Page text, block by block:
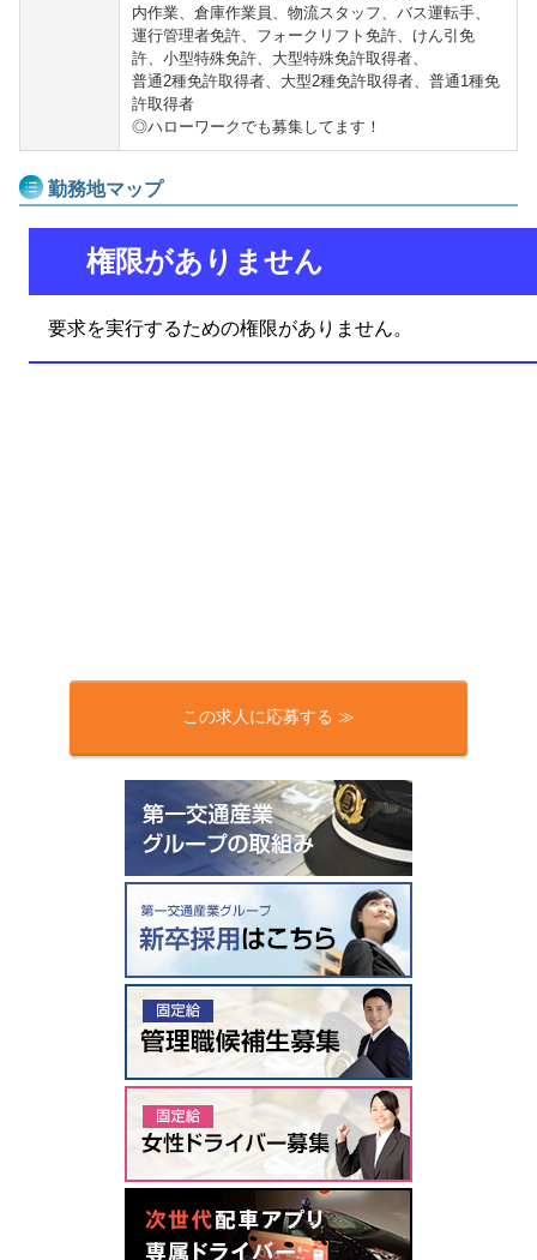
内作業、倉庫作業員、物流スタッフ、バス運転手、
運行管理者免許、フォークリフト免許、けん引免
許、小型特殊免許、大型特殊免許取得者、
普通2種免許取得者、大型2種免許取得者、普通1種免
許取得者
◎ハローワークでも募集してます！
勤務地マップ
この求人に応募する ≫